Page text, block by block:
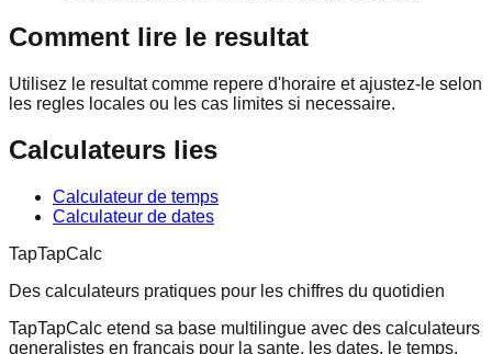
Comment lire le resultat
Utilisez le resultat comme repere d'horaire et ajustez-le selon
les regles locales ou les cas limites si necessaire.
Calculateurs lies
Calculateur de temps
Calculateur de dates
TapTapCalc
Des calculateurs pratiques pour les chiffres du quotidien
TapTapCalc etend sa base multilingue avec des calculateurs
generalistes en francais pour la sante, les dates, le temps,